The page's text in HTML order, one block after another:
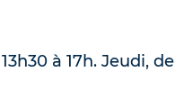
à 17h. Jeudi, de